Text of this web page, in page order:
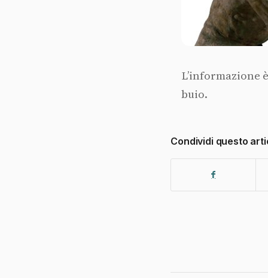
L’informazione
buio.
Condividi questo